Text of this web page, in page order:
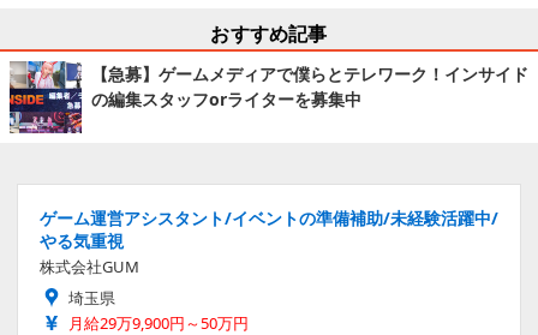
おすすめ記事
【急募】ゲームメディアで僕らとテレワーク！インサイド
の編集スタッフorライターを募集中
ゲーム運営アシスタント/イベントの準備補助/未経験活躍中/
やる気重視
株式会社GUM
埼玉県
月給29万9,900円～50万円